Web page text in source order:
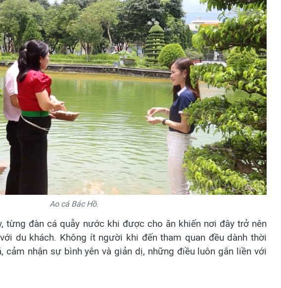
Ao cá Bác Hồ.
từng đàn cá quẫy nước khi được cho ăn khiến nơi đây trở nên
du khách. Không ít người khi đến tham quan đều dành thời
cảm nhận sự bình yên và giản dị, những điều luôn gắn liền với